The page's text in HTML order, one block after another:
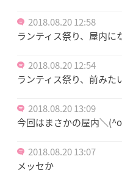
2018.08.20 12:58
ランティス祭り、屋内に
2018.08.20 12:54
ランティス祭り、前みた
2018.08.20 13:09
今回はまさかの屋内＼
2018.08.20 13:07
メッセか